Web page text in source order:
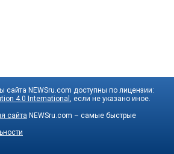
сайта NEWSru.com доступны по лицензии:
4.0 International
, если не указано иное.
сайта NEWSru.com – самые быстрые